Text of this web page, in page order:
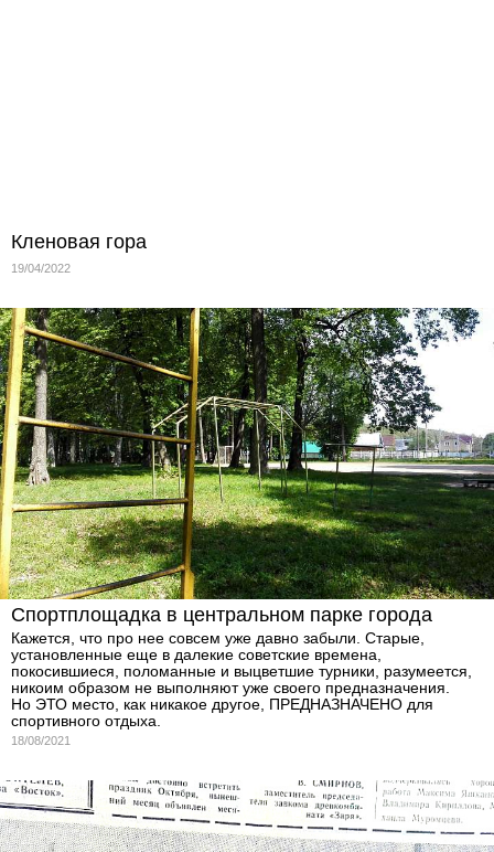
Кленовая гора
19/04/2022
Спортплощадка в центральном парке города
Кажется, что про нее совсем уже давно забыли. Старые,
установленные еще в далекие советские времена,
покосившиеся, поломанные и выцветшие турники, разумеется,
никоим образом не выполняют уже своего предназначения.
Но ЭТО место, как никакое другое, ПРЕДНАЗНАЧЕНО для
спортивного отдыха.
18/08/2021